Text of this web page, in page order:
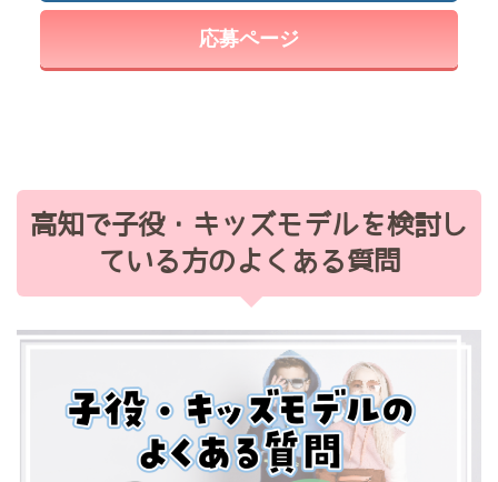
応募ページ
高知で子役・キッズモデルを検討し
ている方のよくある質問